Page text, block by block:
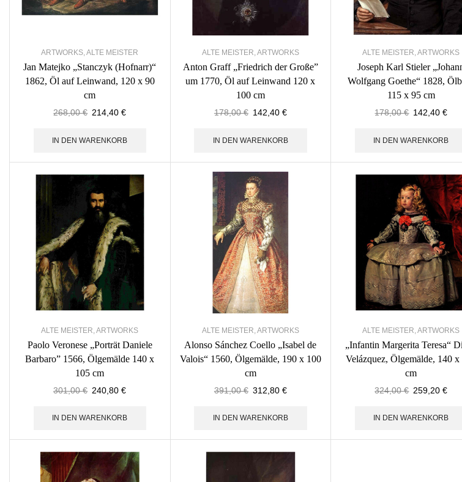
ARTWORKS,ALTE MEISTER
Jan Matejko „Stanczyk (Hofnarr)“
1862, Öl auf Leinwand, 120 x 90
cm
268,00€ 214,40€
IN DEN WARENKORB
ALTE MEISTER,ARTWORKS
Anton Graff „Friedrich der Große”
um 1770, Öl auf Leinwand 120 x
100 cm
178,00€ 142,40 €
IN DEN WARENKORB
ALTE MEISTER,ARTWORKS
Joseph Karl Stieler
Wolfgang Goethe“ 1828,
115 x 95 cm
178,00€ 142,40€
IN DEN WARENKORB
ALTE MEISTER ,ARTWORKS
Paolo Veronese „Porträt Daniele
Barbaro” 1566, Ölgemälde 140 x
105 cm
301,00€ 240,80€
IN DEN WARENKORB
ALTE MEISTER ARTWORKS
Alonso Sánchez Coello „Isabel de
Valois“ 1560, Ölgemälde, 190 x 100
cm
391,00€ 312,80 €
IN DEN WARENKORB
ALTE MEISTER ,ARTWORKS
„Infantin Margerita Teresa“
Velázquez, Ölgemälde, 140 x
cm
324,00€ 259,20€
IN DEN WARENKORB